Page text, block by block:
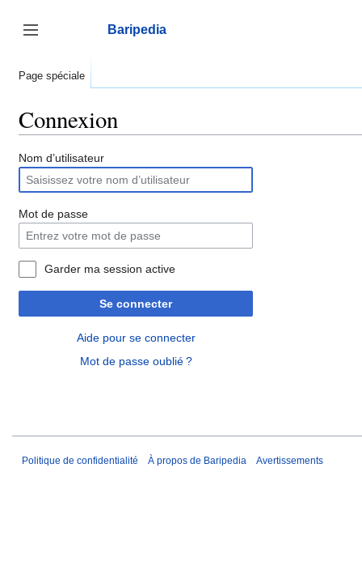
contenu
Afficher / masquer la barre latérale
Baripedia
Page spéciale
Connexion
Nom d’utilisateur
Mot de passe
Garder ma session active
Se connecter
Aide pour se connecter
Mot de passe oublié ?
Politique de confidentialité À propos de Baripedia Avertissements